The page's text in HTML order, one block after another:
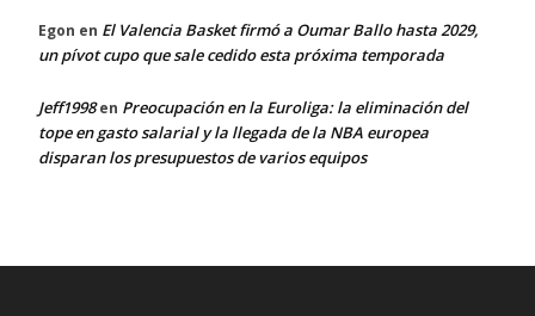
Egon en El Valencia Basket firmó a Oumar Ballo hasta 2029,
un pívot cupo que sale cedido esta próxima temporada
Jeff1998en Preocupación en la Euroliga: la eliminación del
tope en gasto salarial y la llegada de la NBA europea
disparan los presupuestos de varios equipos